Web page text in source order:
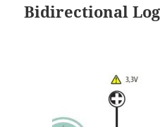
Bidirectional